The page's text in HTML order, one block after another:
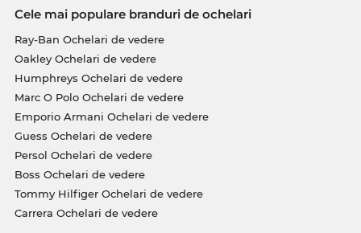
Cele mai populare branduri de ochelari
Ray-Ban Ochelari de vedere
Oakley Ochelari de vedere
Humphreys Ochelari de vedere
Marc O Polo Ochelari de vedere
Emporio Armani Ochelari de vedere
Guess Ochelari de vedere
Persol Ochelari de vedere
Boss Ochelari de vedere
Tommy Hilfiger Ochelari de vedere
Carrera Ochelari de vedere